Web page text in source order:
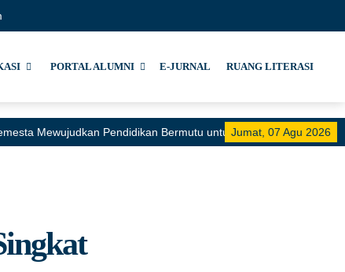
PORTAL ALUMNI E-JURNAL RUANG LITERASI
Jumat, 07 Agu 2026
Mewujudkan Pendidikan Bermutu untuk Semua"